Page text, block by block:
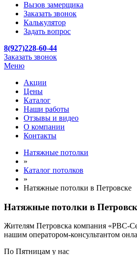
Вызов замерщика
Заказать звонок
Калькулятор
Задать вопрос
8(927)228-60-44
Заказать звонок
Меню
Акции
Цены
Каталог
Наши работы
Отзывы и видео
О компании
Контакты
Натяжные потолки
»
Каталог потолков
»
Натяжные потолки в Петровске
Натяжные потолки в
Жителям Петровска компания «РВС-
нашим оператором-консультантом
По Пятницам у нас